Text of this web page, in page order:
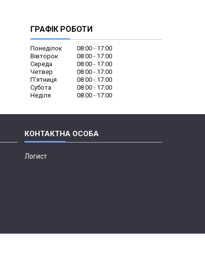
ГРАФІК РОБОТИ
Понеділок 08:00
17:00
Вівторок
08:00
17:00
Середа
08:00
17:00
Четвер
08:00
17:00
Пʼятниця
08:00
17:00
Субота
08:00
17:00
Неділя
08:00 17:00
Логист